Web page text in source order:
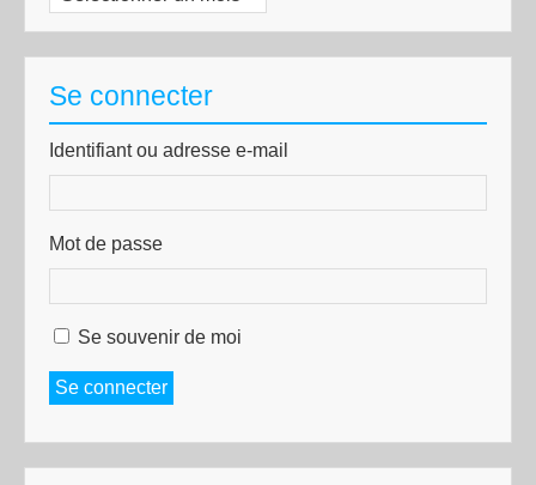
Se connecter
Identifiant ou adresse e-mail
Mot de passe
Se souvenir de moi
Se connecter